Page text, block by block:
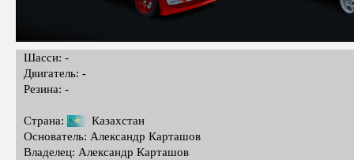
Шасси: -
Двигатель: -
Резина: -
Страна:
Казахстан
Основатель: Александр Карташов
Владелец: Александр Карташов